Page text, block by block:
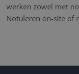
werken zowel met
Notuleren on-site of